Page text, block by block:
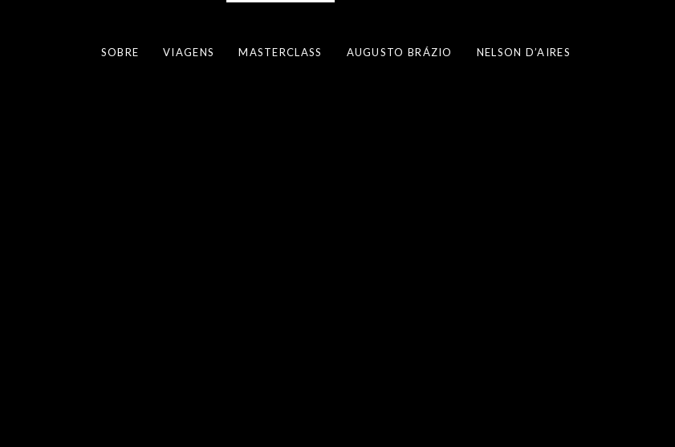
SOBRE VIAGENS MASTERCLASS AUGUSTO BRÁZIO NELSON D’AIRES